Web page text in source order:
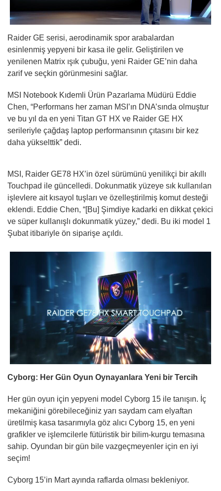
Raider GE serisi, aerodinamik spor arabalardan
esinlenmiş yepyeni bir kasa ile gelir. Geliştirilen ve
yenilenen Matrix ışık çubuğu, yeni Raider GE’nin daha
zarif ve seçkin görünmesini sağlar.
MSI Notebook Kıdemli Ürün Pazarlama Müdürü Eddie
Chen, “Performans her zaman MSI’ın DNA’sında olmuştur
ve bu yıl da en yeni Titan GT HX ve Raider GE HX
serileriyle çağdaş laptop performansının çıtasını bir kez
daha yükselttik” dedi.
MSI, Raider GE78 HX’in özel sürümünü yenilikçi bir akıllı
Touchpad ile güncelledi. Dokunmatik yüzeye sık kullanılan
işlevlere ait kısayol tuşları ve özelleştirilmiş komut desteği
eklendi. Eddie Chen, “[Bu] Şimdiye kadarki en dikkat çekici
ve süper kullanışlı dokunmatik yüzey,” dedi. Bu iki model 1
Şubat itibariyle ön siparişe açıldı.
Cyborg: Her Gün Oyun Oynayanlara Yeni bir Tercih
Her gün oyun için yepyeni model Cyborg 15 ile tanışın. İç
mekaniğini görebileceğiniz yarı saydam cam elyaftan
üretilmiş kasa tasarımıyla göz alıcı Cyborg 15, en yeni
grafikler ve işlemcilerle fütüristik bir bilim-kurgu temasına
sahip. Oyundan bir gün bile vazgeçmeyenler için en iyi
seçim!
Cyborg 15’in Mart ayında raflarda olması bekleniyor.